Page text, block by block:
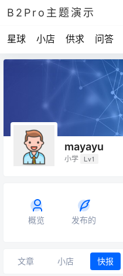
B2Pro主题演示
星球 小店 供求 问答
mayayu
小学 Lv1
概览 发布的
文章 小店 快报